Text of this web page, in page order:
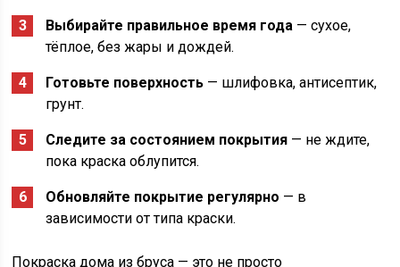
Выбирайте правильное время года — сухое,
тёплое, без жары и дождей.
Готовьте поверхность — шлифовка, антисептик,
грунт.
Следите за состоянием покрытия — не ждите,
пока краска облупится.
Обновляйте покрытие регулярно — в
зависимости от типа краски.
Покраска дома из бруса — это не просто